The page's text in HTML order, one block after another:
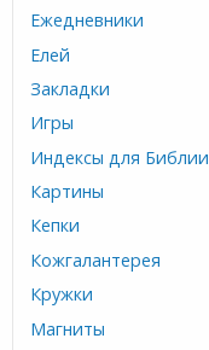
Ежедневники
Елей
Закладки
Игры
Индексы для Библии
Картины
Кепки
Кожгалантерея
Кружки
Магниты